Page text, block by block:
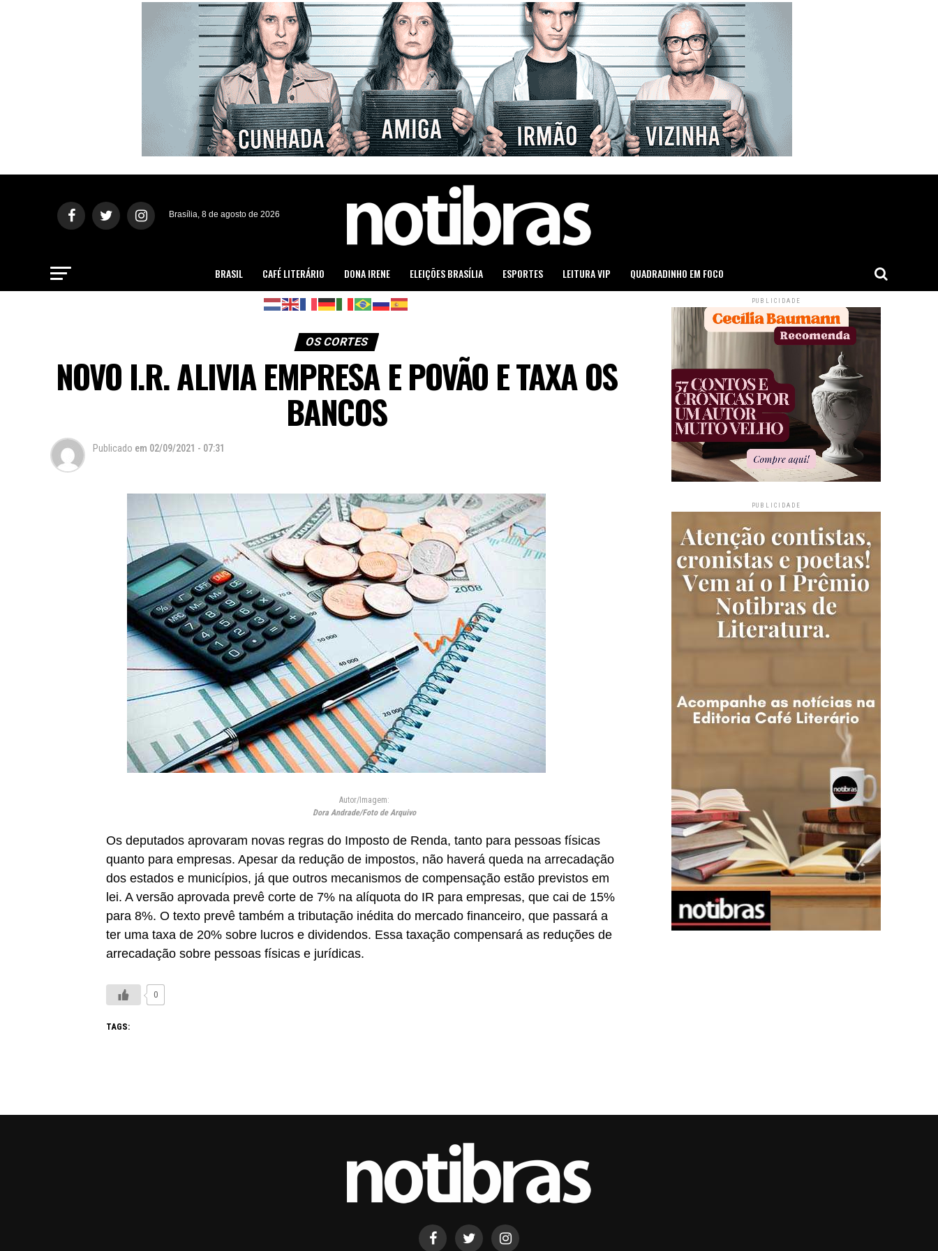
Brasília, 8 de agosto de 2026
BRASIL CAFÉ LITERÁRIO DONA IRENE ELEIÇÕES BRASÍLIA ESPORTES LEITURA VIP QUADRADINHO EM FOCO
OS CORTES
NOVO I.R. ALIVIA EMPRESA E POVÃO E TAXA OS
BANCOS
Publicado em 02/09/2021 - 07:31
Autor/Imagem:
Dora Andrade/Foto de Arquivo
Os deputados aprovaram novas regras do Imposto de Renda, tanto para pessoas físicas
quanto para empresas. Apesar da redução de impostos, não haverá queda na arrecadação
dos estados e municípios, já que outros mecanismos de compensação estão previstos em
lei. A versão aprovada prevê corte de 7% na alíquota do IR para empresas, que cai de 15%
para 8%. O texto prevê também a tributação inédita do mercado financeiro, que passará a
ter uma taxa de 20% sobre lucros e dividendos. Essa taxação compensará as reduções de
arrecadação sobre pessoas físicas e jurídicas.
0
TAGS:
PUBLICIDADE
PUBLICIDADE